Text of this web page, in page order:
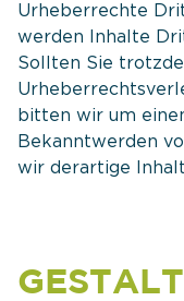
Urheberrechte
werden Inhalte
Sollten Sie
bitten wir um
Bekanntwerden
wir derartige